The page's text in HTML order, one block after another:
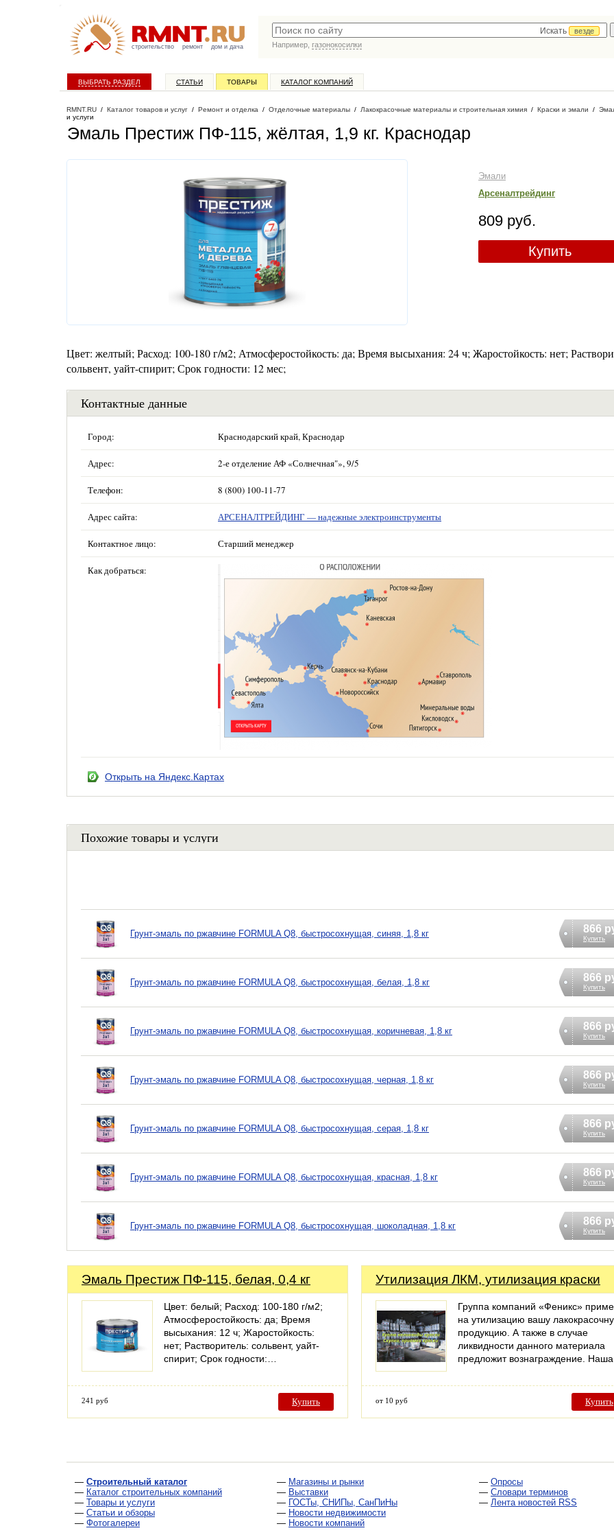
строительство ремонт дом и дача
Искать
везде
Например, газонокосилки
ВЫБРАТЬ РАЗДЕЛ СТАТЬИ ТОВАРЫ КАТАЛОГ КОМПАНИЙ
RMNT.RU / Каталог товаров и услуг / Ремонт и отделка / Отделочные материалы / Лакокрасочные материалы и строительная химия / Краски и эмали /
и услуги
Эмаль Престиж ПФ-115, жёлтая, 1,9 кг. Краснодар
Эмали
Арсеналтрейдинг
809 руб.
Купить
Цвет: желтый; Расход: 100-180 г/м2; Атмосферостойкость: да; Время высыхания: 24 ч; Жаростойкость: нет;
сольвент, уайт-спирит; Срок годности: 12 мес;
Контактные данные
Город: Краснодарский край, Краснодар
Адрес: 2-е отделение АФ «Солнечная"», 9/5
Телефон: 8 (800) 100-11-77
Адрес сайта: АРСЕНАЛТРЕЙДИНГ — надежные электроинструменты
Контактное лицо: Старший менеджер
Как добраться:
Открыть на Яндекс.Картах
Похожие товары и услуги
Грунт-эмаль по ржавчине FORMULA Q8, быстросохнущая, синяя, 1,8 кг 866
Купить
Грунт-эмаль по ржавчине FORMULA Q8, быстросохнущая, белая, 1,8 кг 866
Купить
Грунт-эмаль по ржавчине FORMULA Q8, быстросохнущая, коричневая, 1,8 кг 866
Купить
Грунт-эмаль по ржавчине FORMULA Q8, быстросохнущая, черная, 1,8 кг 866
Купить
Грунт-эмаль по ржавчине FORMULA Q8, быстросохнущая, серая, 1,8 кг 866
Купить
Грунт-эмаль по ржавчине FORMULA Q8, быстросохнущая, красная, 1,8 кг 866
Купить
Грунт-эмаль по ржавчине FORMULA Q8, быстросохнущая, шоколадная, 1,8 кг 866
Купить
Эмаль Престиж ПФ-115, белая, 0,4 кг
Цвет: белый; Расход: 100-180 г/м2;
Атмосферостойкость: да; Время
высыхания: 12 ч; Жаростойкость:
нет; Растворитель: сольвент, уайт-
спирит; Срок годности:…
241 руб Купить
Утилизация ЛКМ, утилизация краски
Группа компаний «Феникс»
на утилизацию вашу
продукцию. А также в случае
ликвидности данного материала
предложит вознаграждение.
от 10 руб Купить
— Строительный каталог
— Каталог строительных компаний
— Товары и услуги
— Статьи и обзоры
— Фотогалереи
— Магазины и рынки
— Выставки
— ГОСТы, СНИПы, СанПиНы
— Новости недвижимости
— Новости компаний
— Опросы
— Словари терминов
— Лента новостей RSS